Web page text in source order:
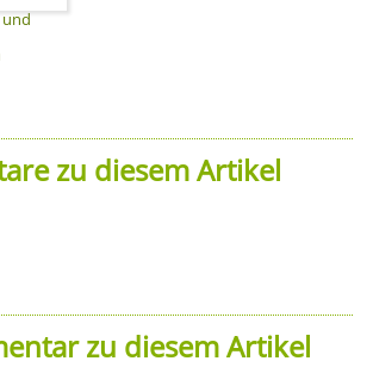
und
zu diesem Artikel
zu diesem Artikel